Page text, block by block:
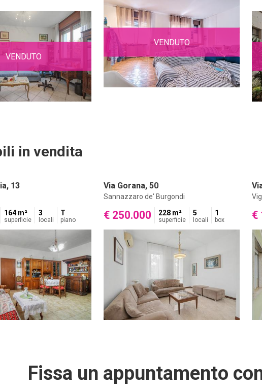
VENDUTO
VENDUTO
in vendita
13
164 m²
superficie
3
locali
T
piano
Via Gorana, 50
Sannazzaro de' Burgondi
€ 250.000 228 m²
superficie
5
locali
1
box €
Fissa un appuntamento